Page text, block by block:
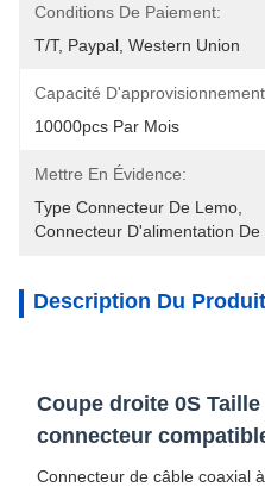
Conditions De Paiement:
T/T, Paypal, Western Union
Capacité
10000pcs Par Mois
Mettre En Évidence:
Type Connecteur De Lemo
Connecteur D'alimentation De
Description Du Produit
Coupe droite 0S
connecteur
Connecteur de câble coaxial